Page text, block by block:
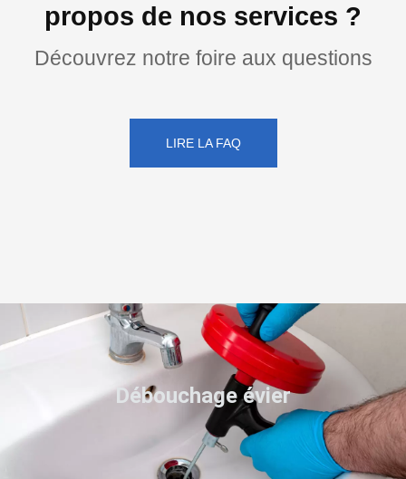
propos de nos services ?
Découvrez notre foire aux questions
LIRE LA FAQ
Débouchage évier